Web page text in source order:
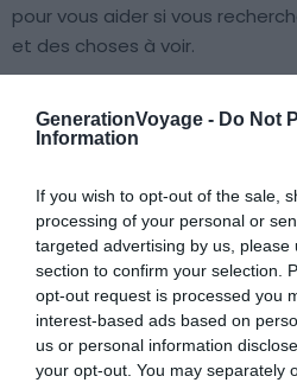
GenerationVoyage - Do Not
Information
If you wish to opt-out of the sale,
processing of your personal or
targeted advertising by us, please
section to confirm your selection.
opt-out request is processed you
interest-based ads based on
us or personal information
your opt-out. You may separately
pour vous aider si vous
et des choses à voir.
Trouver un hôtel à
A proximité des lacs